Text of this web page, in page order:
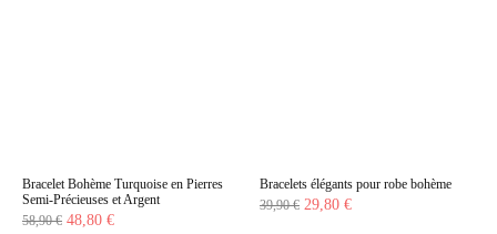
Bracelet Bohème Turquoise en Pierres
Semi-Précieuses et Argent
58,90€ Le
48,80 €Le
Bracelets élégants pour robe bohème
39,90€ Le
29,80 €Le